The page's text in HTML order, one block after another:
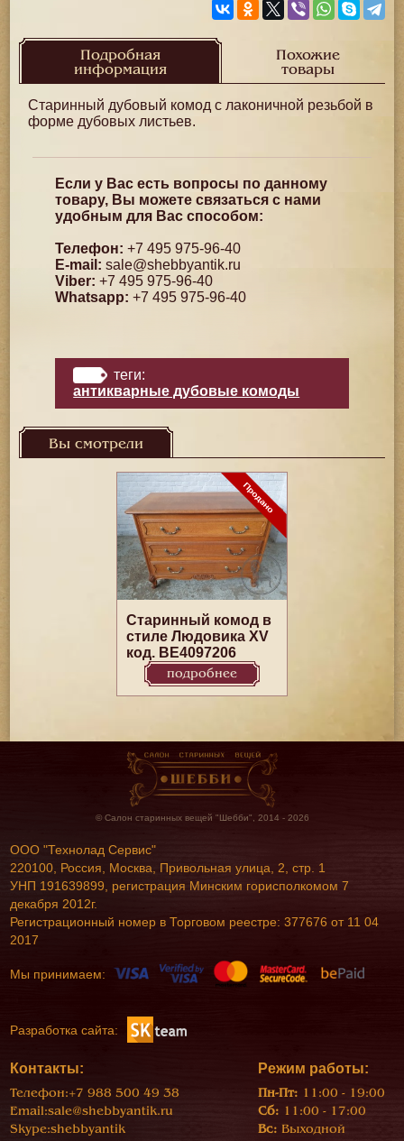
Подробная
информация
Похожие
товары
Старинный дубовый комод с лаконичной резьбой в
форме дубовых листьев.
Если у Вас есть вопросы по данному
товару, Вы можете связаться с нами
удобным для Вас способом:
Телефон: +7 495 975-96-40
E-mail: sale@shebbyantik.ru
Viber: +7 495 975-96-40
Whatsapp: +7 495 975-96-40
теги:
антикварные дубовые комоды
Вы смотрели
Старинный комод в
стиле Людовика XV
код. BE4097206
подробнее
© Салон старинных вещей "Шебби", 2014 - 2026
ООО "Технолад Сервис"
220100, Россия, Москва, Привольная улица, 2, стр. 1
УНП 191639899, регистрация Минским горисполкомом 7
декабря 2012г.
Регистрационный номер в Торговом реестре: 377676 от 11 04
2017
Мы принимаем:
Разработка сайта:
Контакты:
Телефон:+7 988 500 49 38
Email:sale@shebbyantik.ru
Skype:shebbyantik
Режим работы:
Пн-Пт: 11:00 - 19:00
Сб: 11:00 - 17:00
Вс: Выходной